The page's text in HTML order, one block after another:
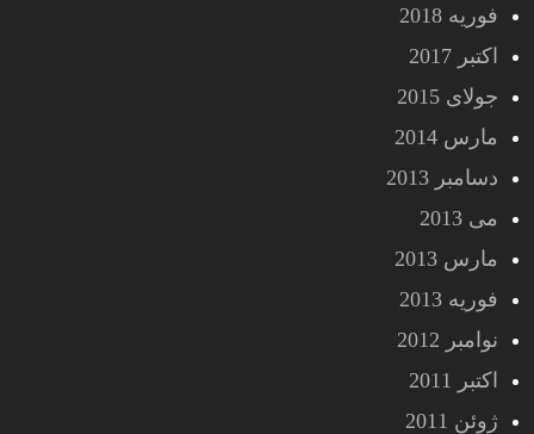
فوریه 2018
اکتبر 2017
جولای 2015
مارس 2014
دسامبر 2013
می 2013
مارس 2013
فوریه 2013
نوامبر 2012
اکتبر 2011
ژوئن 2011